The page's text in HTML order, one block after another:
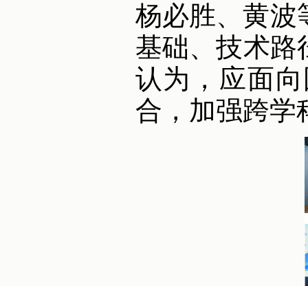
杨必胜、黄波
基础、技术路
认为，应面
合，加强跨学